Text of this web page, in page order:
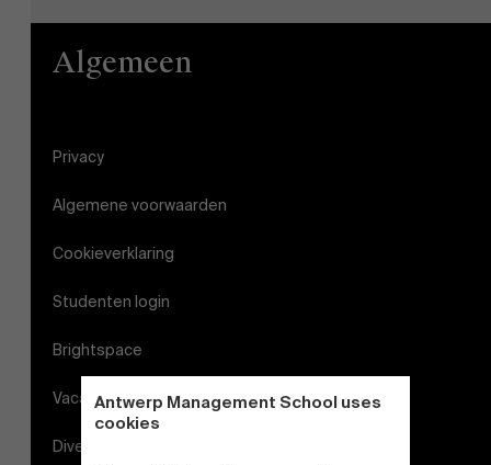
Antwerp Management School uses
cookies
Algemeen
Privacy
Algemene voorwaarden
Cookieverklaring
Studenten login
Brightspace
Vacatures
Diversiteits- en Inclusieplan